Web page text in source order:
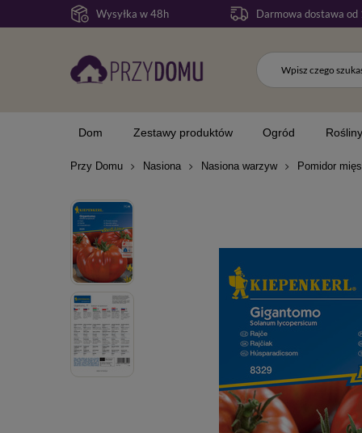
Wysyłka w 48h Darmowa dostawa od
Dom Zestawy produktów Ogród Rośliny
Przy Domu Nasiona Nasiona warzyw Pomidor